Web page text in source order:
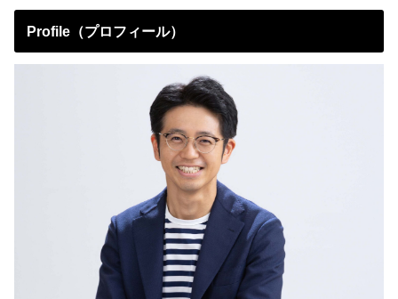
Profile（プロフィール）